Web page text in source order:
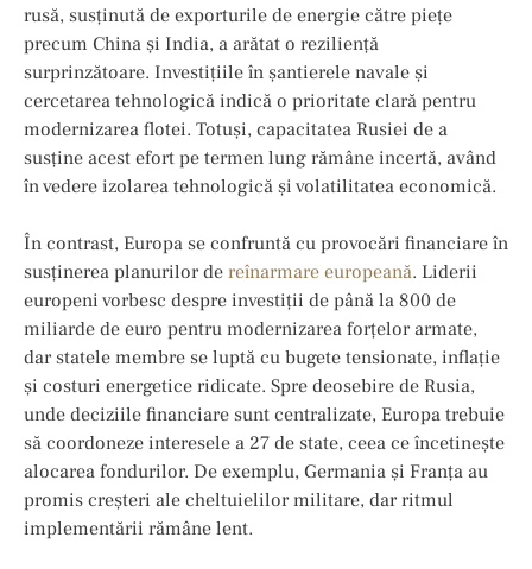
rusă, susținută de exporturile de energie către piețe
precum China și India, a arătat o reziliență
surprinzătoare. Investițiile în șantierele navale și
cercetarea tehnologică indică o prioritate clară pentru
modernizarea flotei. Totuși, capacitatea Rusiei de a
susține acest efort pe termen lung rămâne incertă, având
în vedere izolarea tehnologică și volatilitatea economică.
În contrast, Europa se confruntă cu provocări financiare în
susținerea planurilor de reînarmare europeană. Liderii
europeni vorbesc despre investiții de până la 800 de
miliarde de euro pentru modernizarea forțelor armate,
dar statele membre se luptă cu bugete tensionate, inflație
și costuri energetice ridicate. Spre deosebire de Rusia,
unde deciziile financiare sunt centralizate, Europa trebuie
să coordoneze interesele a 27 de state, ceea ce încetinește
alocarea fondurilor. De exemplu, Germania și Franța au
promis creșteri ale cheltuielilor militare, dar ritmul
implementării rămâne lent.